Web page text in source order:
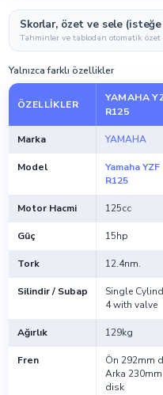
Skorlar, özet ve sele (isteğe
Tahminler ve tablodan otomatik
Yalnızca farklı özellikler
ÖZELLIKLER
YAMAHA
R125
Marka YAMAHA
Model
Yamaha YZF
R125
Motor Hacmi 125cc
Güç 15hp
Tork 12.4nm.
Silindir / Subap
Single
4 with valve
Ağırlık 129kg
Fren
Ön 292mm
Arka 230mm
disk